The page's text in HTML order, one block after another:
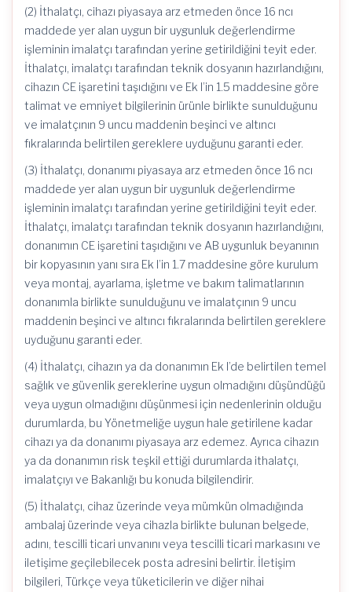
(2) İthalatçı, cihazı piyasaya arz etmeden önce 16 ncı
maddede yer alan uygun bir uygunluk değerlendirme
işleminin imalatçı tarafından yerine getirildiğini teyit eder.
İthalatçı, imalatçı tarafından teknik dosyanın hazırlandığını,
cihazın CE işaretini taşıdığını ve Ek I’in 1.5 maddesine göre
talimat ve emniyet bilgilerinin ürünle birlikte sunulduğunu
ve imalatçının 9 uncu maddenin beşinci ve altıncı
fıkralarında belirtilen gereklere uyduğunu garanti eder.
(3) İthalatçı, donanımı piyasaya arz etmeden önce 16 ncı
maddede yer alan uygun bir uygunluk değerlendirme
işleminin imalatçı tarafından yerine getirildiğini teyit eder.
İthalatçı, imalatçı tarafından teknik dosyanın hazırlandığını,
donanımın CE işaretini taşıdığını ve AB uygunluk beyanının
bir kopyasının yanı sıra Ek I’in 1.7 maddesine göre kurulum
veya montaj, ayarlama, işletme ve bakım talimatlarının
donanımla birlikte sunulduğunu ve imalatçının 9 uncu
maddenin beşinci ve altıncı fıkralarında belirtilen gereklere
uyduğunu garanti eder.
(4) İthalatçı, cihazın ya da donanımın Ek I’de belirtilen temel
sağlık ve güvenlik gereklerine uygun olmadığını düşündüğü
veya uygun olmadığını düşünmesi için nedenlerinin olduğu
durumlarda, bu Yönetmeliğe uygun hale getirilene kadar
cihazı ya da donanımı piyasaya arz edemez. Ayrıca cihazın
ya da donanımın risk teşkil ettiği durumlarda ithalatçı,
imalatçıyı ve Bakanlığı bu konuda bilgilendirir.
(5) İthalatçı, cihaz üzerinde veya mümkün olmadığında
ambalaj üzerinde veya cihazla birlikte bulunan belgede,
adını, tescilli ticari unvanını veya tescilli ticari markasını ve
iletişime geçilebilecek posta adresini belirtir. İletişim
bilgileri, Türkçe veya tüketicilerin ve diğer nihai